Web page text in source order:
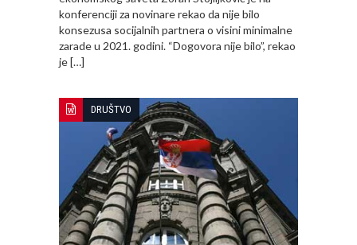
konferenciji za novinare rekao da nije bilo
konsezusa socijalnih partnera o visini minimalne
zarade u 2021. godini. “Dogovora nije bilo”, rekao
je […]
DRUŠTVO